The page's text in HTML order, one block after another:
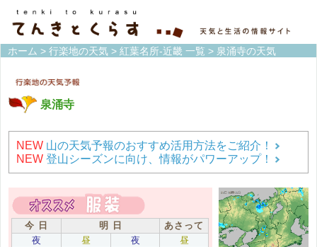
ホーム > 行楽地の天気 > 紅葉名所-近畿 一覧 > 泉涌寺の天気
泉涌寺
NEW 山の天気予報のおすすめ活用方法をご紹介！
NEW 登山シーズンに向け、情報がパワーアップ！
今 日 明 日
あさって
夜
昼 夜 昼